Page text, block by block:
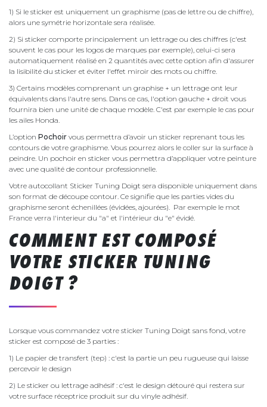
1) Si le sticker est uniquement un graphisme (pas de lettre ou de chiffre),
alors une symétrie horizontale sera réalisée.
2) Si sticker comporte principalement un lettrage ou des chiffres (c'est
souvent le cas pour les logos de marques par exemple), celui-ci sera
automatiquement réalisé en 2 quantités avec cette option afin d'assurer
la lisibilité du sticker et éviter l'effet miroir des mots ou chiffre.
3) Certains modèles comprenant un graphise + un lettrage ont leur
équivalents dans l'autre sens. Dans ce cas, l'option gauche + droit vous
fournira bien une unité de chaque modèle. C'est par exemple le cas pour
les ailes Honda.
L’option Pochoir vous permettra d’avoir un sticker reprenant tous les
contours de votre graphisme. Vous pourrez alors le coller sur la surface à
peindre. Un pochoir en sticker vous permettra d’appliquer votre peinture
avec une qualité de contour professionnelle.
Votre autocollant Sticker Tuning Doigt sera disponible uniquement dans
son format de découpe contour. Ce signifie que les parties vides du
graphisme seront échenillées (évidées, ajourées). Par exemple le mot
France verra l'interieur du "a" et l'intérieur du "e" évidé.
COMMENT EST COMPOSÉ
VOTRE STICKER TUNING
DOIGT ?
Lorsque vous commandez votre sticker Tuning Doigt sans fond, votre
sticker est composé de 3 parties :
1) Le papier de transfert (tep) : c'est la partie un peu rugueuse qui laisse
percevoir le design
2) Le sticker ou lettrage adhésif : c'est le design détouré qui restera sur
votre surface réceptrice produit sur du vinyle adhésif.